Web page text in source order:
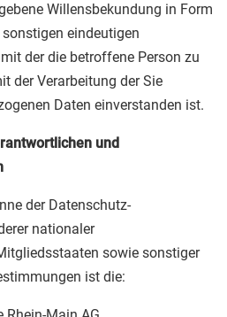
Willensbekundung in Form
eindeutigen
der die betroffene Person zu
der Verarbeitung der Sie
Daten einverstanden ist.
und
der Datenschutz-
nationaler
sowie sonstiger
ist die: